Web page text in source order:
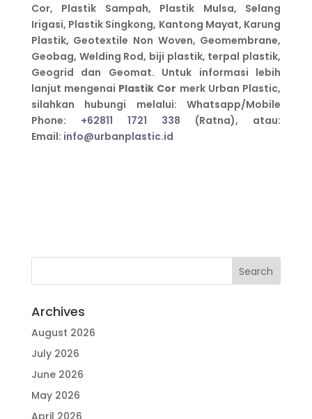
Cor, Plastik Sampah, Plastik Mulsa, Selang
Irigasi, Plastik Singkong, Kantong Mayat, Karung
Plastik, Geotextile Non Woven, Geomembrane,
Geobag, Welding Rod, biji plastik, terpal plastik,
Geogrid dan Geomat. Untuk informasi lebih
lanjut mengenai Plastik Cor merk Urban Plastic,
silahkan hubungi melalui: Whatsapp/Mobile
Phone: +62811 1721 338 (Ratna), atau:
Email: info@urbanplastic.id
Archives
August 2026
July 2026
June 2026
May 2026
April 2026